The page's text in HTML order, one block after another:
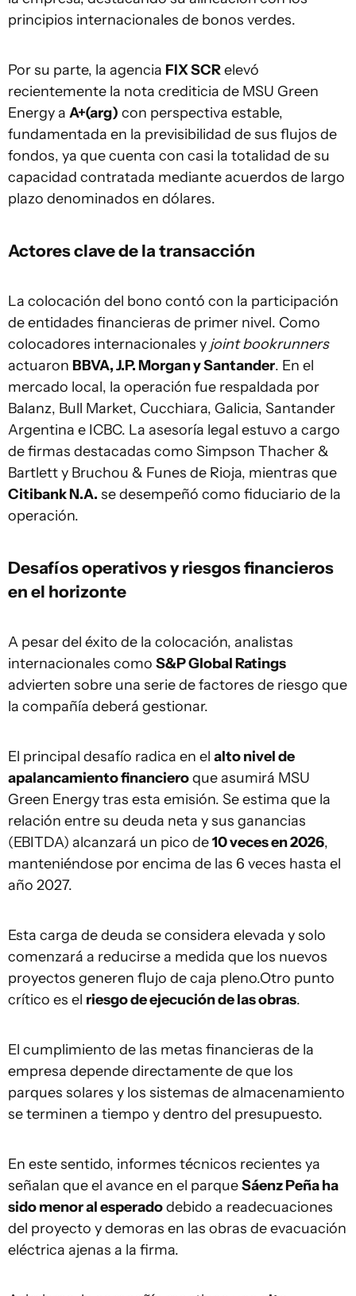
principios internacionales de bonos verdes.
Por su parte, la agencia FIX SCRelevó
recientemente la nota crediticia de MSU Green
Energy a A+(arg) con perspectiva estable,
fundamentada en la previsibilidad de sus flujos de
fondos, ya que cuenta con casi la totalidad de su
capacidad contratada mediante acuerdos de largo
plazo denominados en dólares.
Actores clave de la transacción
La colocación del bono contó con la participación
de entidades financieras de primer nivel. Como
colocadores internacionales y joint bookrunners
actuaron BBVA, J.P. Morgan y Santander. En el
mercado local, la operación fue respaldada por
Balanz, Bull Market, Cucchiara, Galicia, Santander
Argentina e ICBC. La asesoría legal estuvo a cargo
de firmas destacadas como Simpson Thacher &
Bartlett y Bruchou & Funes de Rioja, mientras que
Citibank N.A. se desempeñó como fiduciario de la
operación.
Desafíos operativos y riesgos financieros
en el horizonte
A pesar del éxito de la colocación, analistas
internacionales como S&P Global Ratings
advierten sobre una serie de factores de riesgo que
la compañía deberá gestionar.
El principal desafío radica en el alto nivel de
apalancamiento financieroque asumirá MSU
Green Energy tras esta emisión. Se estima que la
relación entre su deuda neta y sus ganancias
(EBITDA) alcanzará un pico de10 veces en 2026,
manteniéndose por encima de las 6 veces hasta el
año 2027.
Esta carga de deuda se considera elevada y solo
comenzará a reducirse a medida que los nuevos
proyectos generen flujo de caja pleno.Otro punto
crítico es el riesgo de ejecución de las obras.
El cumplimiento de las metas financieras de la
empresa depende directamente de que los
parques solares y los sistemas de almacenamiento
se terminen a tiempo y dentro del presupuesto.
En este sentido, informes técnicos recientes ya
señalan que el avance en el parqueSáenz Peña ha
sido menor al esperadodebido a readecuaciones
del proyecto y demoras en las obras de evacuación
eléctrica ajenas a la firma.